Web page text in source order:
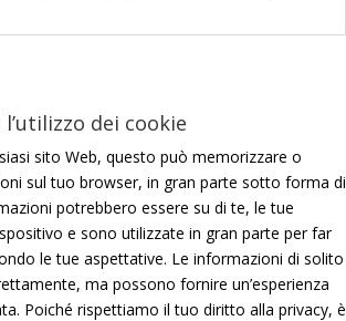
dei cookie
sito Web, questo può memorizzare o
sul tuo browser, in gran parte sotto forma di
potrebbero essere su di te, le tue
e sono utilizzate in gran parte per far
le tue aspettative. Le informazioni di solito
ma possono fornire un’esperienza
Poiché rispettiamo il tuo diritto alla privacy, è